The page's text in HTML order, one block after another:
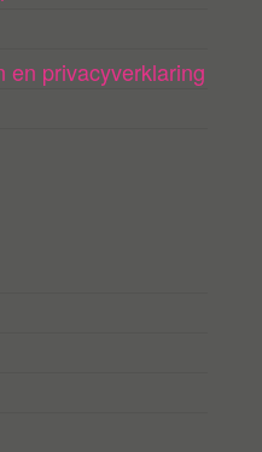
en privacyverklaring